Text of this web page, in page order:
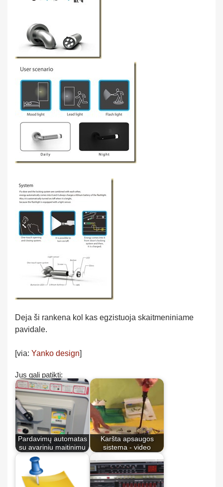
Deja ši rankena kol kas egzistuoja skaitmeniniame
pavidale.
[via: Yanko design]
Jus gali patikti:
Pardavimų automatas
su avariniu maitinimu
Karšta apsaugos
sistema - video